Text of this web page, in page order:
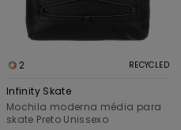
2 RECYCLED
Infinity Skate
Mochila moderna média para
skate Preto Unissexo